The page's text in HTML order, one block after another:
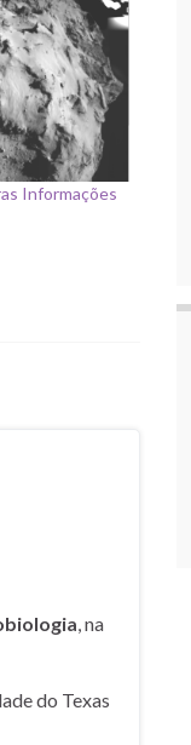
Informações
, na
do Texas